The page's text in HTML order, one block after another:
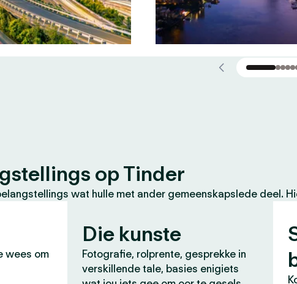
op Tinder
wat hulle met ander gemeenskapslede deel.
wees om
Die kunste
Fotografie, rolprente, gesprekke in
verskillende tale, basies enigiets